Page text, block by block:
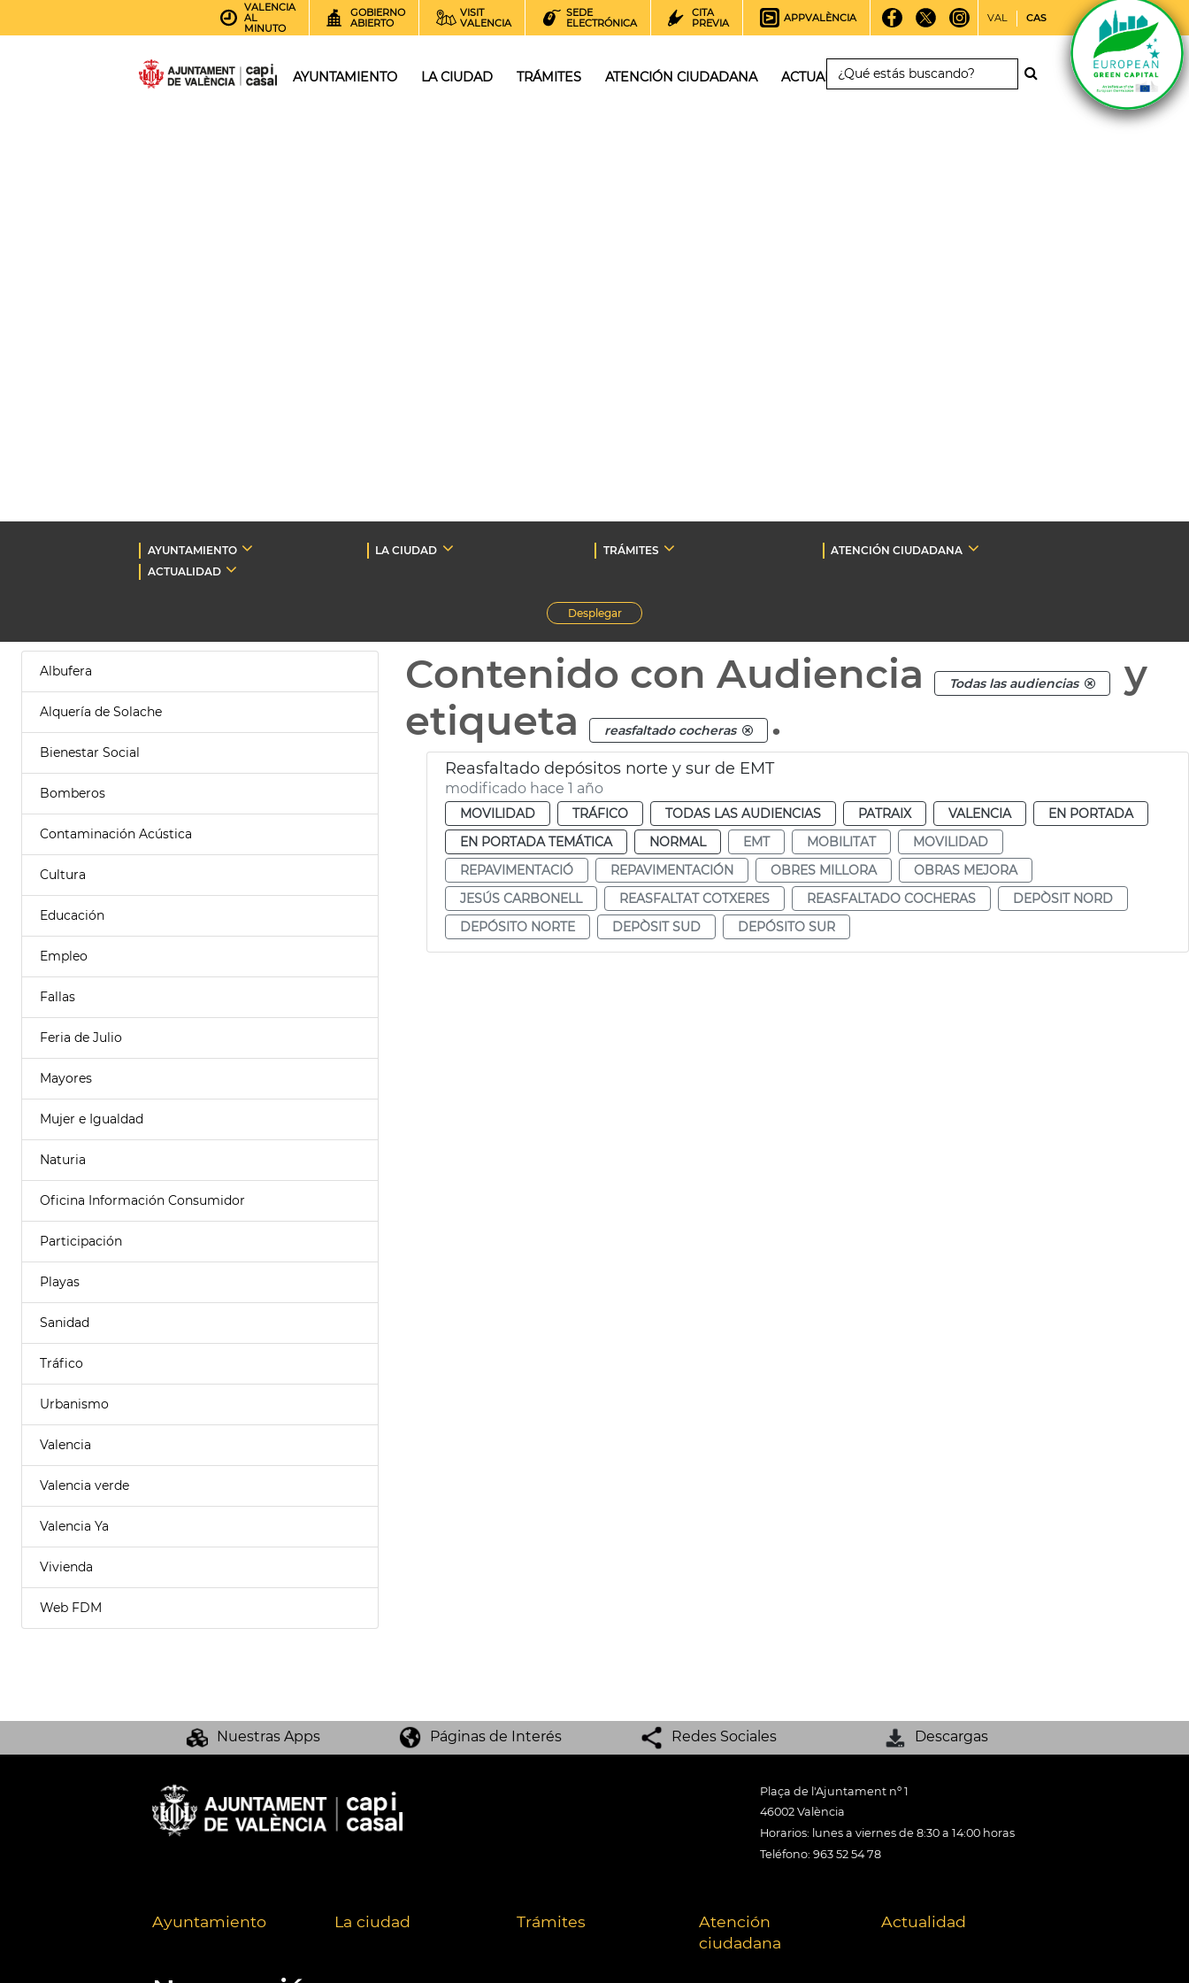
VALENCIA
AL
MINUTO
GOBIERNO
ABIERTO
VISIT
VALENCIA
SEDE
ELECTRÓNICA
CITA
PREVIA
APPVALÈNCIA VAL CAS
AYUNTAMIENTO LA CIUDAD TRÁMITES ATENCIÓN CIUDADANA ACTUALIDAD
AYUNTAMIENTO LA CIUDAD TRÁMITES
ATENCIÓN CIUDADANA
ACTUALIDAD
Desplegar
Albufera
Alquería de Solache
Bienestar Social
Bomberos
Contaminación Acústica
Cultura
Educación
Empleo
Fallas
Feria de Julio
Mayores
Mujer e Igualdad
Naturia
Oficina Información Consumidor
Participación
Playas
Sanidad
Tráfico
Urbanismo
Valencia
Valencia verde
Valencia Ya
Vivienda
Web FDM
Contenido con Audiencia Todas las audiencias
y
etiqueta
reasfaltado cocheras .
Reasfaltado depósitos norte y sur de EMT
modificado hace 1 año
MOVILIDAD TRÁFICO TODAS LAS AUDIENCIAS PATRAIX VALENCIA
EN PORTADA
EN PORTADA TEMÁTICA
NORMAL EMT MOBILITAT
MOVILIDAD
REPAVIMENTACIÓ
REPAVIMENTACIÓN OBRES MILLORA
OBRAS MEJORA
JESÚS CARBONELL
REASFALTAT COTXERES REASFALTADO COCHERAS
DEPÒSIT NORD
DEPÓSITO NORTE
DEPÒSIT SUD DEPÓSITO SUR
Nuestras Apps Páginas de Interés Redes Sociales Descargas
Plaça de l'Ajuntament nº 1
46002 València
Horarios: lunes a viernes de 8:30 a 14:00 horas
Teléfono: 963 52 54 78
Ayuntamiento La ciudad Trámites
Atención
ciudadana
Actualidad